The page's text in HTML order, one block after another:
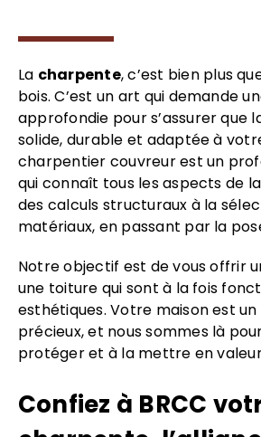
La charpente, c’est bien plus
bois. C’est un art qui demande
approfondie pour s’assurer que
solide, durable et adaptée à
charpentier couvreur est un
qui connaît tous les aspects de
des calculs structuraux à la
matériaux, en passant par la
Notre objectif est de vous offrir
une toiture qui sont à la fois
esthétiques. Votre maison est
précieux, et nous sommes là
protéger et à la mettre en
Confiez à BRCC